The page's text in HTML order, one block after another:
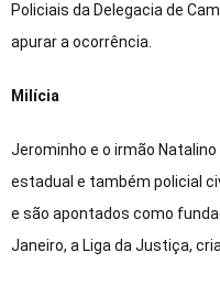
Policiais da Delegacia de
apurar a ocorrência.
Milícia
Jerominho e o irmão
estadual e também policial
e são apontados como
Janeiro, a Liga da Justiça,